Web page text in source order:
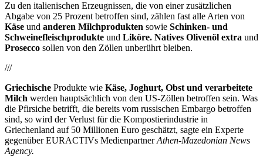
Zu den italienischen Erzeugnissen, die von einer zusätzlichen
Abgabe von 25 Prozent betroffen sind, zählen fast alle Arten von
Käse und anderen Milchprodukten sowie Schinken- und
Schweinefleischprodukte und Liköre. Natives Olivenöl extra und
Prosecco sollen von den Zöllen unberührt bleiben.
///
Griechische Produkte wie Käse, Joghurt, Obst und verarbeitete
Milch werden hauptsächlich von den US-Zöllen betroffen sein. Was
die Pfirsiche betrifft, die bereits vom russischen Embargo betroffen
sind, so wird der Verlust für die Kompostierindustrie in
Griechenland auf 50 Millionen Euro geschätzt, sagte ein Experte
gegenüber EURACTIVs MedienpartnerAthen-Mazedonian News
Agency.